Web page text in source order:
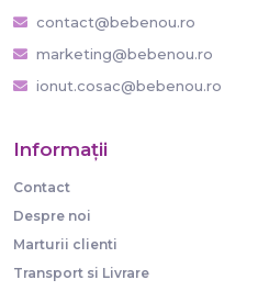
contact@bebenou.ro
marketing@bebenou.ro
ionut.cosac@bebenou.ro
Informaţii
Contact
Despre noi
Marturii clienti
Transport si Livrare